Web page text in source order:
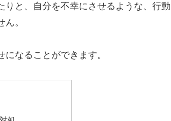
と、自分を不幸にさせるような、行動
。
なることができます。